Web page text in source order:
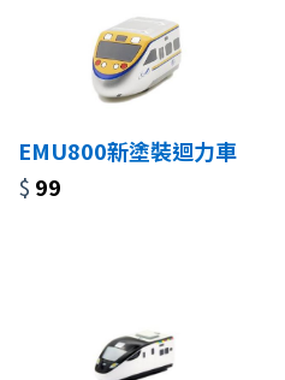
EMU800新塗裝迴力車
$ 99